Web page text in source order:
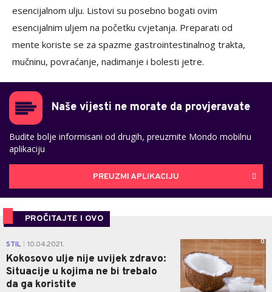
esencijalnom ulju. Listovi su posebno bogati ovim
esencijalnim uljem na početku cvjetanja. Preparati od
mente koriste se za spazme gastrointestinalnog trakta,
mučninu, povraćanje, nadimanje i bolesti jetre.
Naše vijesti ne morate da provjeravate
Budite bolje informisani od drugih, preuzmite Mondo mobilnu
aplikaciju
PREUZMI APLIKACIJU
PROČITAJTE I OVO
STIL 10.04.2021.
Kokosovo ulje nije uvijek zdravo:
Situacije u kojima ne bi trebalo
da ga koristite
0